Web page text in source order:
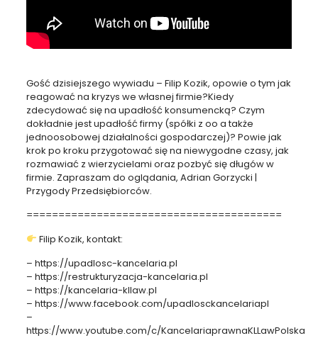
Gość dzisiejszego wywiadu – Filip Kozik, opowie o tym jak
reagować na kryzys we własnej firmie?Kiedy
zdecydować się na upadłość konsumencką? Czym
dokładnie jest upadłość firmy (spółki z oo a także
jednoosobowej działalności gospodarczej)? Powie jak
krok po kroku przygotować się na niewygodne czasy, jak
rozmawiać z wierzycielami oraz pozbyć się długów w
firmie. Zapraszam do oglądania, Adrian Gorzycki |
Przygody Przedsiębiorców.
========================================
Filip Kozik, kontakt:
– https://upadlosc-kancelaria.pl
– https://restrukturyzacja-kancelaria.pl
– https://kancelaria-kllaw.pl
– https://www.facebook.com/upadlosckancelariapl
–
https://www.youtube.com/c/KancelariaprawnaKLLawPolska